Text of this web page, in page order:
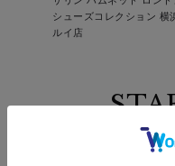
シューズコレクション 横
ルイ店